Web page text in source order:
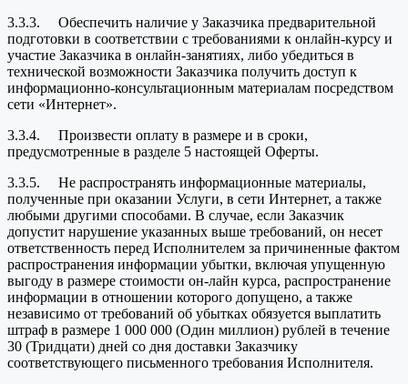
3.3.3. Обеспечить наличие у Заказчика предварительной
подготовки в соответствии с требованиями к онлайн-курсу и
участие Заказчика в онлайн-занятиях, либо убедиться в
технической возможности Заказчика получить доступ к
информационно-консультационным материалам посредством
сети «Интернет».
3.3.4. Произвести оплату в размере и в сроки,
предусмотренные в разделе 5 настоящей Оферты.
3.3.5. Не распространять информационные материалы,
полученные при оказании Услуги, в сети Интернет, а также
любыми другими способами. В случае, если Заказчик
допустит нарушение указанных выше требований, он несет
ответственность перед Исполнителем за причиненные фактом
распространения информации убытки, включая упущенную
выгоду в размере стоимости он-лайн курса, распространение
информации в отношении которого допущено, а также
независимо от требований об убытках обязуется выплатить
штраф в размере 1 000 000 (Один миллион) рублей в течение
30 (Тридцати) дней со дня доставки Заказчику
соответствующего письменного требования Исполнителя.